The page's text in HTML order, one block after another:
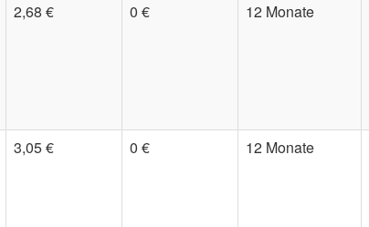
2,68 € 0 € 12 Monate
3,05 € 0 € 12 Monate